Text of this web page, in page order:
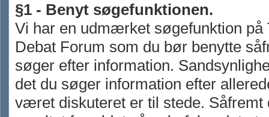
§1 - Benyt søgefunktionen.
Vi har en udmærket søgefunktion på
Debat Forum som du bør benytte
søger efter information.
det du søger information efter
været diskuteret er til stede. Såfremt